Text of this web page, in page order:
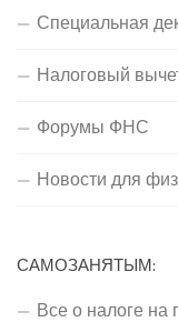
Специальная
Налоговый
Форумы ФНС
Новости для
САМОЗАНЯТЫМ:
Все о налоге